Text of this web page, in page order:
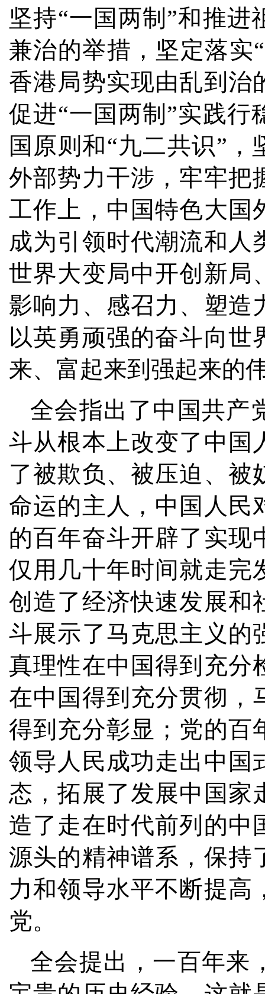
坚持“一国两制”和推
兼治的举措，坚定落实
香港局势实现由乱到治
促进“一国两制”实践行
国原则和“九二共识”
外部势力干涉，牢牢把
工作上，中国特色大国
成为引领时代潮流和人
世界大变局中开创新局
影响力、感召力、塑造
以英勇顽强的奋斗向世
来、富起来到强起来的
全会指出了中国共产
斗从根本上改变了中国
了被欺负、被压迫、被
命运的主人，中国人民
的百年奋斗开辟了实现
仅用几十年时间就走完
创造了经济快速发展和
斗展示了马克思主义的
真理性在中国得到充分
在中国得到充分贯彻，
得到充分彰显；党的百
领导人民成功走出中国
态，拓展了发展中国家
造了走在时代前列的中
源头的精神谱系，保持
力和领导水平不断提高
党。
全会提出，一百年来